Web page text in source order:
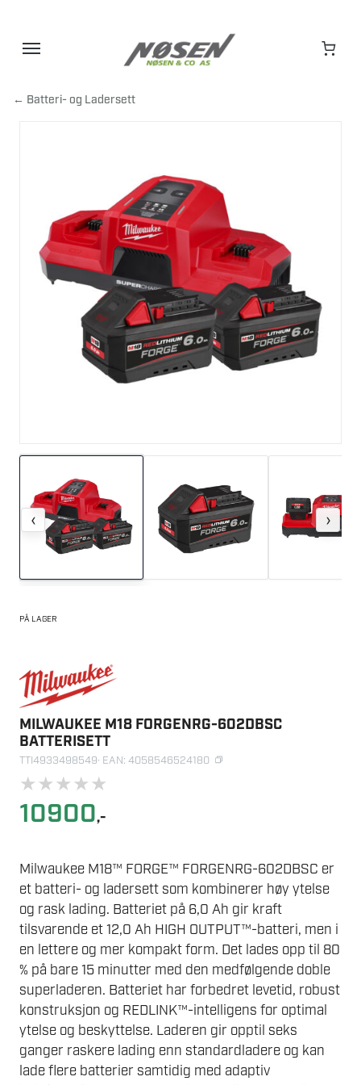
← Batteri- og Ladersett
‹ ›
PÅ LAGER
MILWAUKEE M18 FORGENRG-602DBSC
BATTERISETT
TTI4933498549· EAN: 4058546524180
★★★★★
10900,-
Milwaukee M18™ FORGE™ FORGENRG-602DBSC er
et batteri- og ladersett som kombinerer høy ytelse
og rask lading. Batteriet på 6,0 Ah gir kraft
tilsvarende et 12,0 Ah HIGH OUTPUT™-batteri, men i
en lettere og mer kompakt form. Det lades opp til 80
% på bare 15 minutter med den medfølgende doble
superladeren. Batteriet har forbedret levetid, robust
konstruksjon og REDLINK™-intelligens for optimal
ytelse og beskyttelse. Laderen gir opptil seks
ganger raskere lading enn standardladere og kan
lade flere batterier samtidig med adaptiv